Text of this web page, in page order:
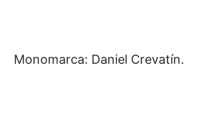
Monomarca: Daniel Crevatín.